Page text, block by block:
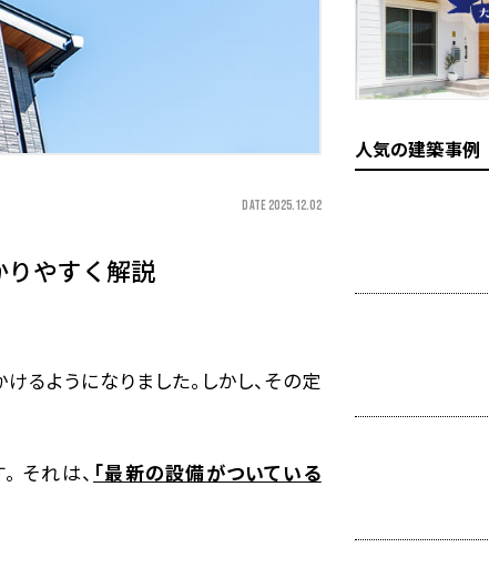
DATE 2025.12.02
やすく解説
るようになりました。しかし、その定
それは、 「最新の設備がついている
人気の建築事例